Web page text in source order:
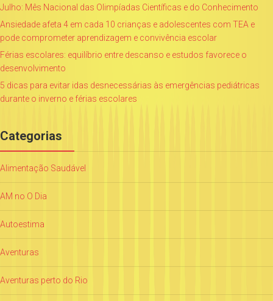
Julho: Mês Nacional das Olimpíadas Científicas e do Conhecimento
Ansiedade afeta 4 em cada 10 crianças e adolescentes com TEA e
pode comprometer aprendizagem e convivência escolar
Férias escolares: equilíbrio entre descanso e estudos favorece o
desenvolvimento
5 dicas para evitar idas desnecessárias às emergências pediátricas
durante o inverno e férias escolares
Categorias
Alimentação Saudável
AM no O Dia
Autoestima
Aventuras
Aventuras perto do Rio